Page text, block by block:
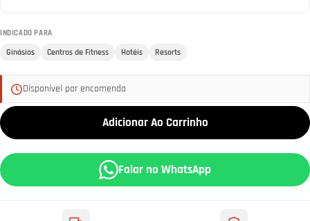
INDICADO PARA
Ginásios Centros de Fitness Hotéis Resorts
Disponível por encomenda
Adicionar Ao Carrinho
Falar no WhatsApp